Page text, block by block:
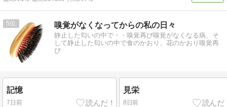
5 嗅覚がなくなってからの私の日々
静止した匂いの中で・・嗅覚再び嗅覚がなくなる病、そ
して静止した匂いの中で食のかおり、花のかおり嗅覚再
び
記憶
7日前
見栄
8日前